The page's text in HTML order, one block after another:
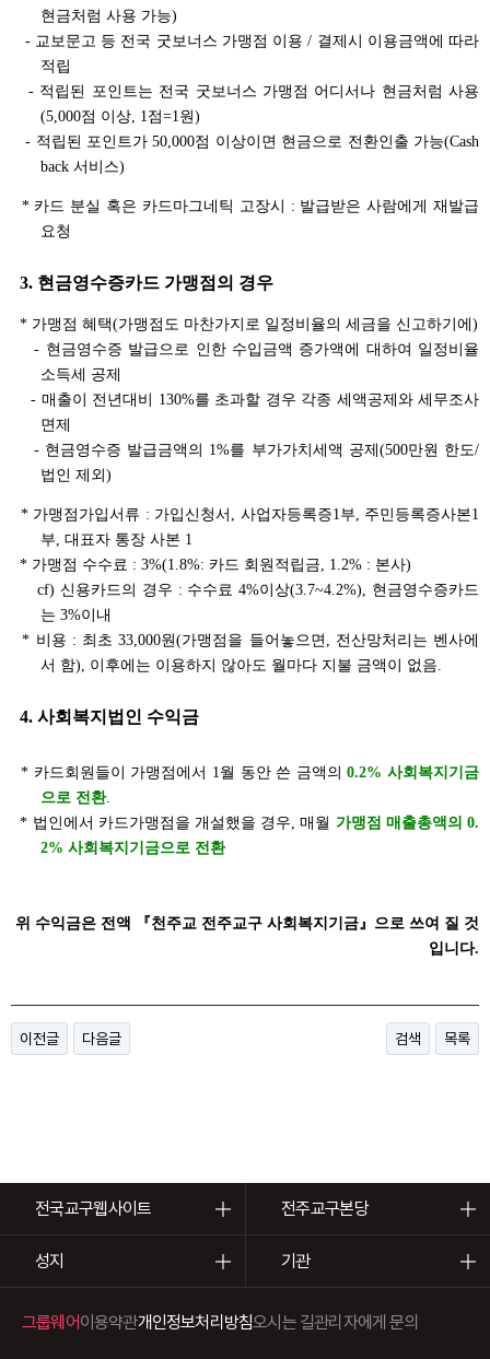
현금처럼 사용 가능)
- 교보문고 등 전국 굿보너스 가맹점 이용 / 결제시 이용금액에 따라
적립
- 적립된 포인트는 전국 굿보너스 가맹점 어디서나 현금처럼 사용
(5,000점 이상, 1점=1원)
- 적립된 포인트가 50,000점 이상이면 현금으로 전환인출 가능(Cash
back 서비스)
* 카드 분실 혹은 카드마그네틱 고장시 : 발급받은 사람에게 재발급
요청
3. 현금영수증카드 가맹점의 경우
* 가맹점 혜택(가맹점도 마찬가지로 일정비율의 세금을 신고하기에)
- 현금영수증 발급으로 인한 수입금액 증가액에 대하여 일정비율
소득세 공제
- 매출이 전년대비 130%를 초과할 경우 각종 세액공제와 세무조사
면제
- 현금영수증 발급금액의 1%를 부가가치세액 공제(500만원 한도/
법인 제외)
* 가맹점가입서류 : 가입신청서, 사업자등록증1부, 주민등록증사본1
부, 대표자 통장 사본 1
* 가맹점 수수료 : 3%(1.8%: 카드 회원적립금, 1.2% : 본사)
cf) 신용카드의 경우 : 수수료 4%이상(3.7~4.2%), 현금영수증카드
는 3%이내
* 비용 : 최초 33,000원(가맹점을 들어놓으면, 전산망처리는 벤사에
서 함), 이후에는 이용하지 않아도 월마다 지불 금액이 없음.
4. 사회복지법인 수익금
* 카드회원들이 가맹점에서 1월 동안 쓴 금액의0.2% 사회복지기금
으로 전환.
* 법인에서 카드가맹점을 개설했을 경우, 매월 가맹점 매출총액의 0.
2% 사회복지기금으로 전환
위 수익금은 전액 『천주교 전주교구 사회복지기금』으로 쓰여 질 것
입니다.
이전글 다음글 검색 목록
전국교구웹사이트 전주교구본당
성지 기관
그룹웨어이용약관개인정보처리방침오시는 길관리자에게 문의